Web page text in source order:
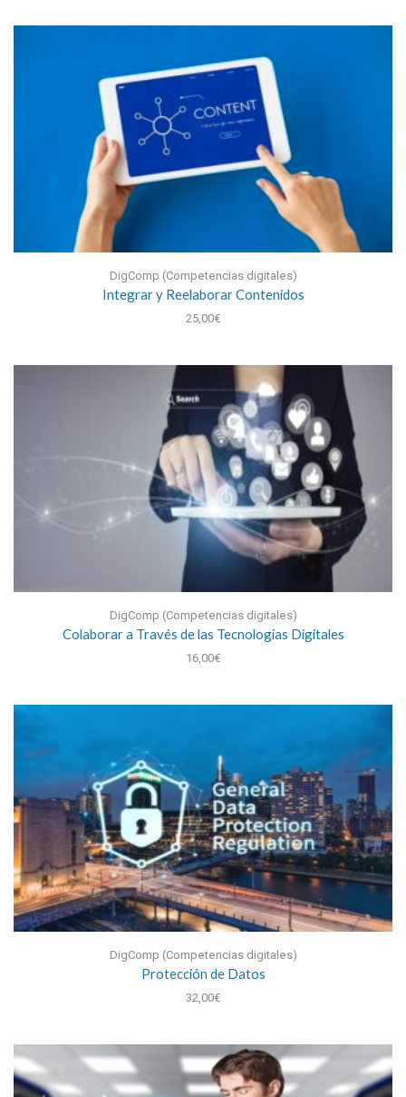
DigComp (Competencias digitales)
Integrar y Reelaborar Contenidos
25,00€
DigComp (Competencias digitales)
Colaborar a Través de las Tecnologías Digitales
16,00€
DigComp (Competencias digitales)
Protección de Datos
32,00€